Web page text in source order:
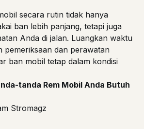
secara rutin tidak hanya
ban lebih panjang, tetapi juga
Anda di jalan. Luangkan waktu
pemeriksaan dan perawatan
ban mobil tetap dalam kondisi
tanda Rem Mobil Anda Butuh
Stromagz